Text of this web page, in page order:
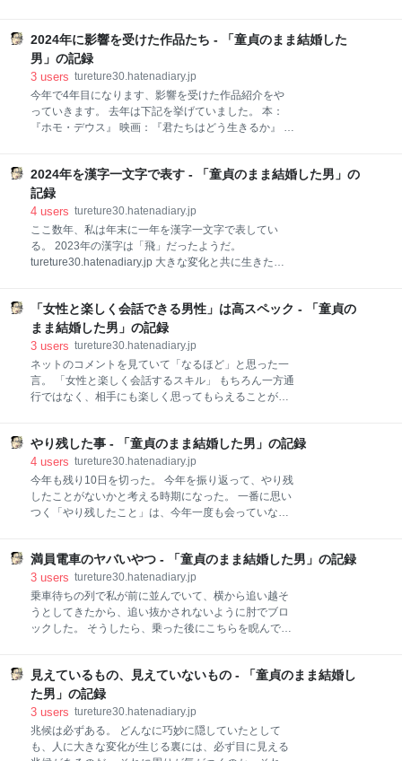
このまま夜になっていそうだ。 箱根駅伝を走る大学生
たちの姿をボーっと眺めながら、時は過ぎていく。 こ
れで良い。今日の私はこういう1日を過ごすのだ。 明
日
です。 理不尽にも謙虚な姿勢で臨めるように、人間性
を磨いて参りたいと思います。 昨日の記事で2400回
目の投稿となりました。 振り返りは後日に行いたいと
思います。 今年も毎日投稿できるように細く永くブロ
グを続けたいと考えております。 みなさま、本年もよ
ろしくお願いいたします！ 2025年 元旦 ますを
2024年に影響を受けた作品たち - 「童貞のまま結婚した
男」の記録
3 users tureture30.hatenadiary.jp
今年で4年目になります、影響を受けた作品紹介をや
っていきます。 去年は下記を挙げていました。 本：
『ホモ・デウス』 映画：『君たちはどう生きるか』 音
tureture30.hatenadiary.jp それでは始めます。 まずは
この作品からです。 漫画、映画『ルックバック』
tureture30.hatenadiary.jp tureture30.hatenadiary.jp 漫
画でも映画でも記事を書きました。 この作品は本当に
よくできています。 「背中を見て」の意味が何重にも
描かれている答え合わせ的な要素に気が付いたとき、
は天才なのだと思います。 続いてこの作品です。 漫
画：『めぞ
2024年を漢字一文字で表す - 「童貞のまま結婚した男」の
記録
4 users tureture30.hatenadiary.jp
ここ数年、私は年末に一年を漢字一文字で表してい
る。 2023年の漢字は「飛」だったようだ。
tureture30.hatenadiary.jp 大きな変化と共に生きた
たようだ。 オリンピックイヤーはだいたいこの感じが
使われる。加えて今年は悪い意味で「裏金問題」も含
めてこの感じを選んだということらしい。 なんとも世
知辛い。 ということで、私は前向きな感じの漢字を選
びたい。 私にとっての今年の漢字は「成」だ。 その心
は下記の2点としたい。 妻との出会いから始まったラ
く落ち着いてはいないが、とりあえずは一通りのサイ
クルを今年で回し終えたように思う。 その意味での
「完成」の「成」。 そして、子どもの「
「女性と楽しく会話できる男性」は高スペック - 「童貞の
まま結婚した男」の記録
3 users tureture30.hatenadiary.jp
ネットのコメントを見ていて「なるほど」と思った一
言。 「女性と楽しく会話するスキル」 もちろん一方通
行ではなく、相手にも楽しく思ってもらえることが前
ても、学歴があっても、見た目が良かったとしても、
このスキルを持ち合わせていないと婚活はうまくいく
可能性は低い。 逆にこのスキルを持ち合わせていれ
ば、上記条件がそこそこだったとしても、高望みをし
なければ婚活はうまくいくのではないだろうか。 今の
人たちは、自然とこのスキルを身につけることができ
る。 方や、そうではない人たちは特定のコミュニティ
に固まって異性のと接点がほとんどないまま歳を重ね
ていくのではないだろうか。 前者は多くの異性との交
際を経て結婚に至
やり残した事 - 「童貞のまま結婚した男」の記録
4 users tureture30.hatenadiary.jp
今年も残り10日を切った。 今年を振り返って、やり残
したことがないかと考える時期になった。 一番に思い
つく「やり残したこと」は、今年一度も会っていない
るが、結局一度も会わずに今年を終えてしまいそうな
人がたくさんいる。 時間が限られているから全ての人
に会うことは難しいけれども、この歳になると「人と
の繋がり」を大事にしたいと思うようになる。 生活が
変わると、これまで会っていた人たちと会う機会が減
代とは違い、飲みに行くにしても家族との調整が必要
になる。 子供が生まれてからは尚更その傾向が強くな
るのだ。 その分、飲み代の支出は減るけれども、代償
として人との繋がりも減ってしまうような実感があ
る。 来年は色
満員電車のヤバいやつ - 「童貞のまま結婚した男」の記録
3 users tureture30.hatenadiary.jp
乗車待ちの列で私が前に並んでいて、横から追い越そ
うとしてきたから、追い抜かされないように肘でブロ
ックした。 そうしたら、乗った後にこちらを睨んでき
いな神経質そうなおばさんだった。 私を撮っていたの
かわからないから、それ以上は触れなかったが、もし
私を撮ってSNSに報復の投稿をされていたらと思うと
ゾッとする。 ヤバいやつはたくさんいるのだ。 身を守
るためには、ヤバいやつに関わらないことが一番だ。
変に正義感を振りかざして注意をしようものならば、
見えているもの、見えていないもの - 「童貞のまま結婚し
た男」の記録
3 users tureture30.hatenadiary.jp
兆候は必ずある。 どんなに巧妙に隠していたとして
も、人に大きな変化が生じる裏には、必ず目に見える